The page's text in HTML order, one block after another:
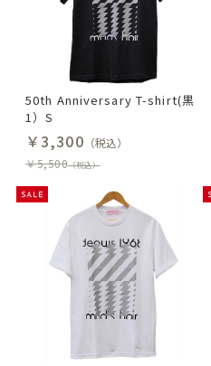
50th Anniversary T-shirt(黒
1）S
￥3,300 （税込）
￥5,500（税込）